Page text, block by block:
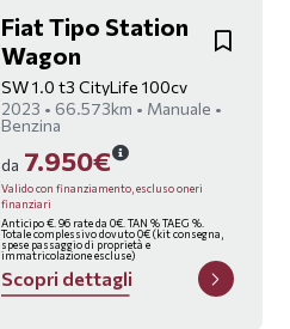
Fiat Tipo Station
Wagon
SW 1.0 t3 CityLife 100cv
2023 • 66.573km • Manuale •
Benzina
da 7.950€
Valido con finanziamento, escluso oneri
finanziari
Anticipo €. 96 rate da 0€. TAN % TAEG %.
Totale complessivo dovuto 0€ (kit consegna,
spese passaggio di proprietà e
immatricolazione escluse)
Scopri dettagli